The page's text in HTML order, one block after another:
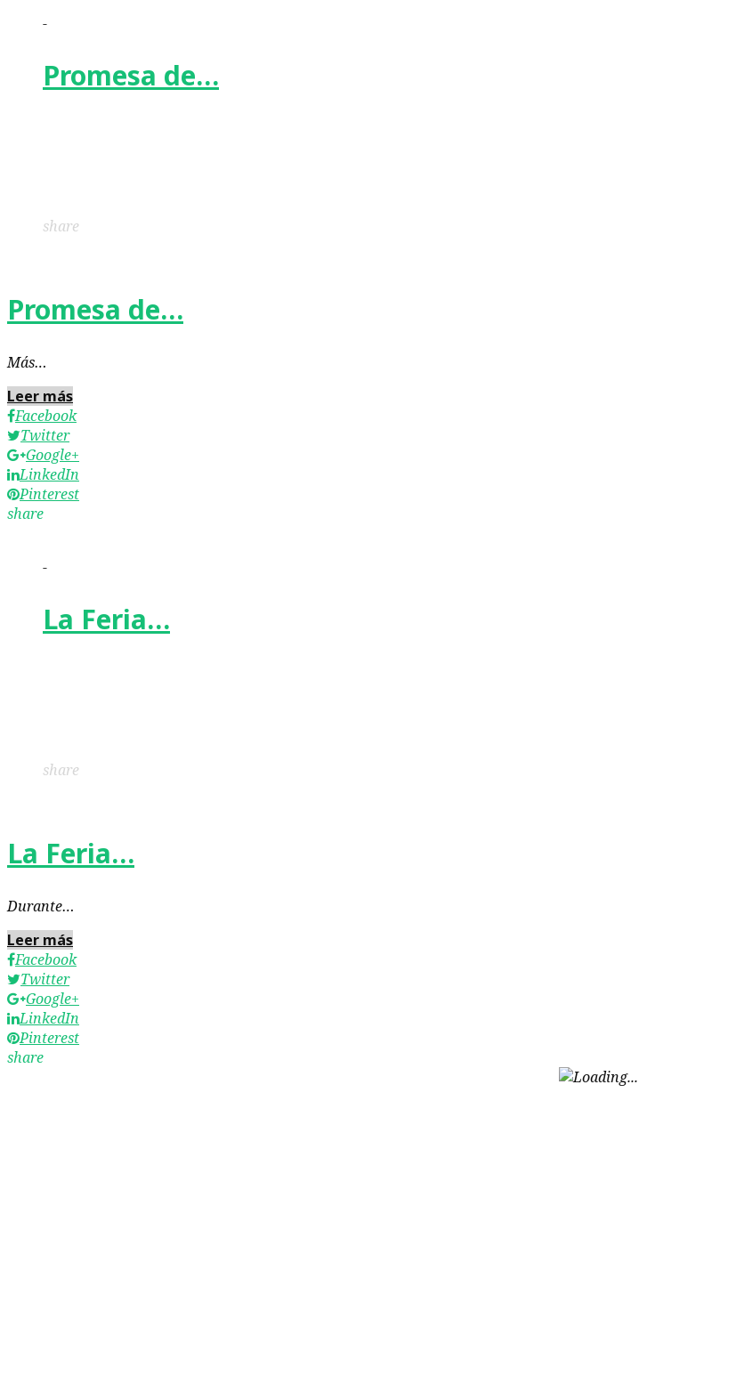
-
Promesa de…
share
Promesa de…
Más…
Leer más
Facebook
Twitter
Google+
LinkedIn
Pinterest
share
-
La Feria…
share
La Feria…
Durante…
Leer más
Facebook
Twitter
Google+
LinkedIn
Pinterest
share